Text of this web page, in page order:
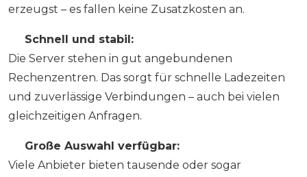
erzeugst – es fallen keine Zusatzkosten an.
Schnell und stabil:
Die Server stehen in gut angebundenen
Rechenzentren. Das sorgt für schnelle Ladezeiten
und zuverlässige Verbindungen – auch bei vielen
gleichzeitigen Anfragen.
Große Auswahl verfügbar:
Viele Anbieter bieten tausende oder sogar